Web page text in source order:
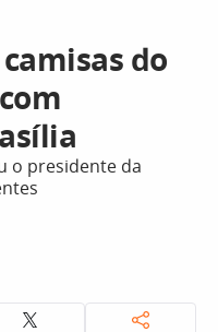
do
o presidente da